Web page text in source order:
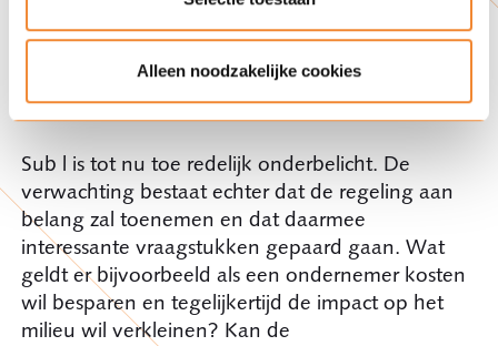
Alleen noodzakelijke cookies
wanneer een maatregel kwalificeert als
belangrijk in de zin van artikel 25 WOR, zodat
sub l op deze manier beter betrokken kan
worden in medezeggenschapstrajecten.
Sub l is tot nu toe redelijk onderbelicht. De
verwachting bestaat echter dat de regeling aan
belang zal toenemen en dat daarmee
interessante vraagstukken gepaard gaan. Wat
geldt er bijvoorbeeld als een ondernemer kosten
wil besparen en tegelijkertijd de impact op het
milieu wil verkleinen? Kan de